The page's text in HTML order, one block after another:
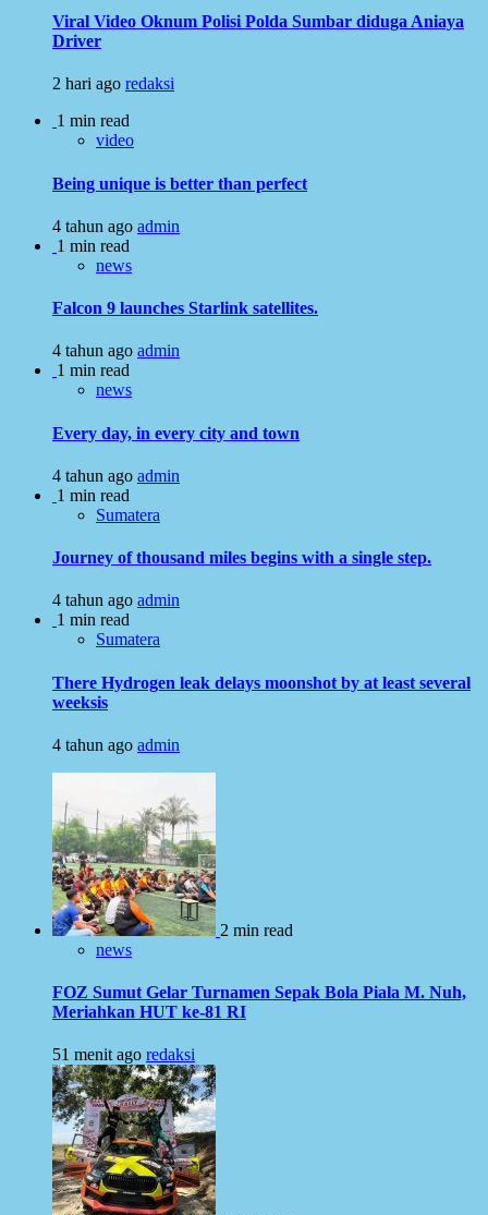
Viral Video Oknum Polisi Polda Sumbar diduga Aniaya
Driver
2 hari ago redaksi
1 min read
video
Being unique is better than perfect
4 tahun ago admin
1 min read
news
Falcon 9 launches Starlink satellites.
4 tahun ago admin
1 min read
news
Every day, in every city and town
4 tahun ago admin
1 min read
Sumatera
Journey of thousand miles begins with a single step.
4 tahun ago admin
1 min read
Sumatera
There Hydrogen leak delays moonshot by at least several
weeksis
4 tahun ago admin
2 min read
news
FOZ Sumut Gelar Turnamen Sepak Bola Piala M. Nuh,
Meriahkan HUT ke-81 RI
51 menit ago redaksi